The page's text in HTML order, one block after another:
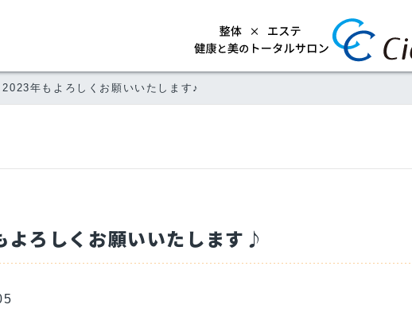
2023年もよろしくお願いいたします♪
よろしくお願いいたします♪